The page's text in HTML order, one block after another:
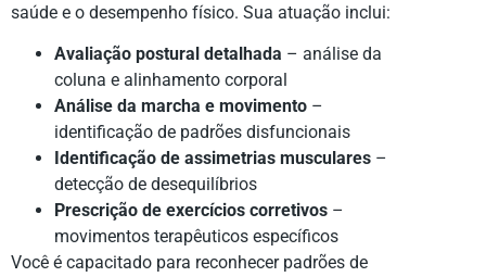
saúde e o desempenho físico. Sua atuação inclui:
Avaliação postural detalhada – análise da
coluna e alinhamento corporal
Análise da marcha e movimento –
identificação de padrões disfuncionais
Identificação de assimetrias musculares –
detecção de desequilíbrios
Prescrição de exercícios corretivos –
movimentos terapêuticos específicos
Você é capacitado para reconhecer padrões de